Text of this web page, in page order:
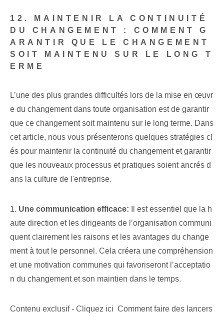
12. MAINTENIR LA CONTINUITÉ
DU CHANGEMENT : COMMENT G
ARANTIR QUE LE CHANGEMENT
SOIT MAINTENU SUR LE LONG T
ERME
L’une des plus grandes difficultés lors de la mise en œuvr
e du changement dans toute organisation est de garantir
que ce changement soit maintenu sur le long terme. Dans
cet article, nous vous présenterons quelques stratégies cl
és pour maintenir la continuité du changement et garantir
que les nouveaux processus et pratiques soient ancrés d
ans la culture de l'entreprise.
1. Une communication efficace: Il est essentiel que la h
aute direction et les dirigeants de l’organisation communi
quent clairement les raisons et les avantages du change
ment à tout le personnel. Cela créera une compréhension
et une motivation communes qui favoriseront l’acceptatio
n du changement et son maintien dans le temps.
Contenu exclusif - Cliquez ici Comment faire des lancers